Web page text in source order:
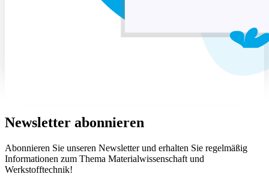
Newsletter abonnieren
Abonnieren Sie unseren Newsletter und erhalten Sie regelmäßig
Informationen zum Thema Materialwissenschaft und
Werkstofftechnik!